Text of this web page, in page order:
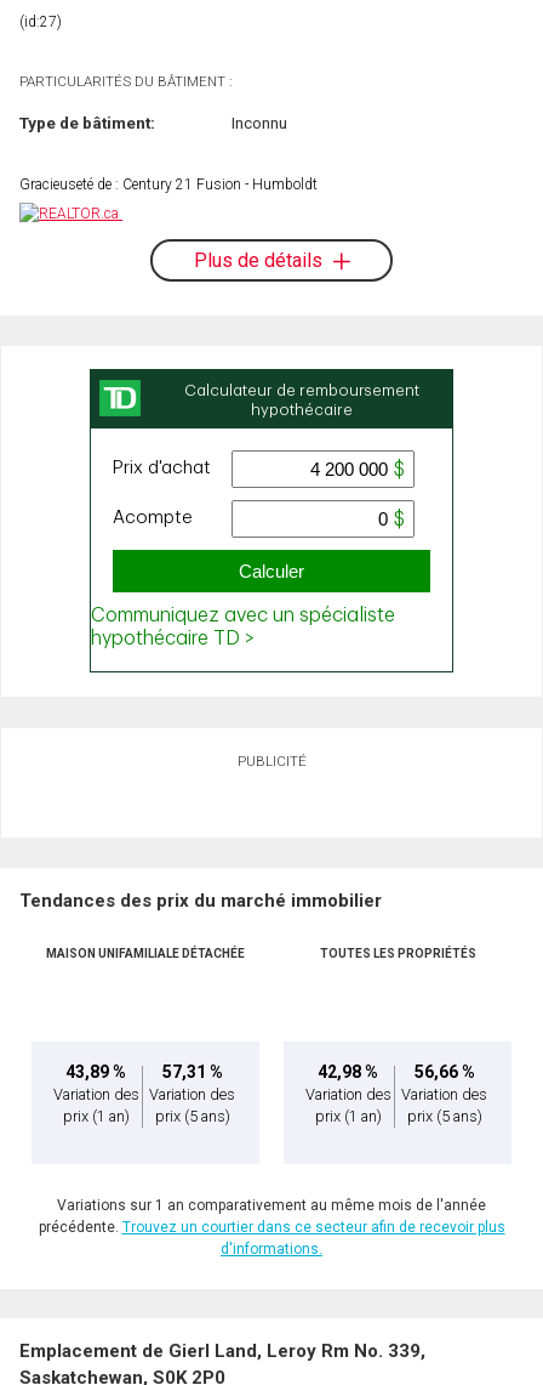
(id:27)
PARTICULARITÉS DU BÂTIMENT :
Type de bâtiment: Inconnu
Gracieuseté de : Century 21 Fusion - Humboldt
Plus de détails
PUBLICITÉ
Tendances des prix du marché immobilier
MAISON UNIFAMILIALE DÉTACHÉE
43,89 %
Variation des
prix (1 an)
57,31 %
Variation des
prix (5 ans)
TOUTES LES PROPRIÉTÉS
42,98 %
Variation des
prix (1 an)
56,66 %
Variation des
prix (5 ans)
Variations sur 1 an comparativement au même mois de l'année
précédente. Trouvez un courtier dans ce secteur afin de recevoir plus
d'informations.
Emplacement de Gierl Land, Leroy Rm No. 339,
Saskatchewan, S0K 2P0